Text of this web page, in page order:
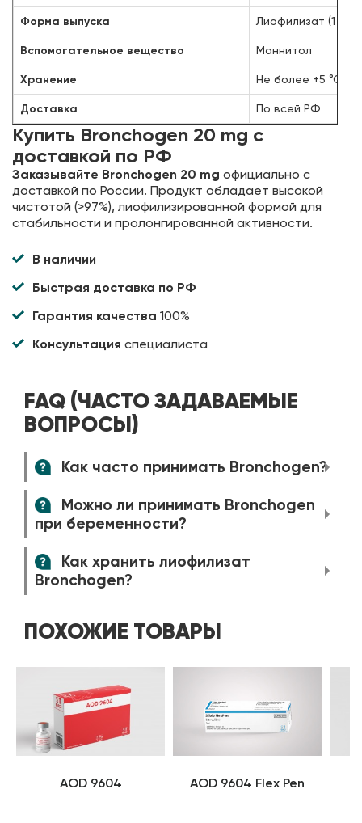
Форма выпуска Лиофилизат (1 vial)
Вспомогательное вещество Маннитол
Хранение Не более +5 °С
Доставка По всей РФ
Купить Bronchogen 20 mg с
доставкой по РФ
Заказывайте Bronchogen 20 mg официально с
доставкой по России. Продукт обладает высокой
чистотой (>97%), лиофилизированной формой для
стабильности и пролонгированной активности.
В наличии
Быстрая доставка по РФ
Гарантия качества 100%
Консультация специалиста
FAQ (ЧАСТО ЗАДАВАЕМЫЕ
ВОПРОСЫ)
Как часто принимать Bronchogen?
Можно ли принимать Bronchogen
при беременности?
Как хранить лиофилизат
Bronchogen?
ПОХОЖИЕ ТОВАРЫ
AOD 9604 AOD 9604 Flex Pen